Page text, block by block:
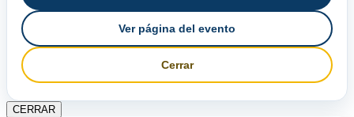
Ver página del evento
Cerrar
CERRAR